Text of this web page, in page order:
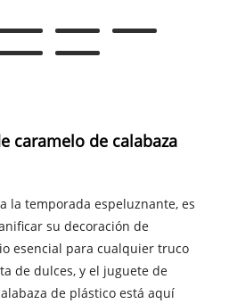
caramelo de calabaza
la temporada espeluznante, es
su decoración de
esencial para cualquier truco
de dulces, y el juguete de
de plástico está aquí